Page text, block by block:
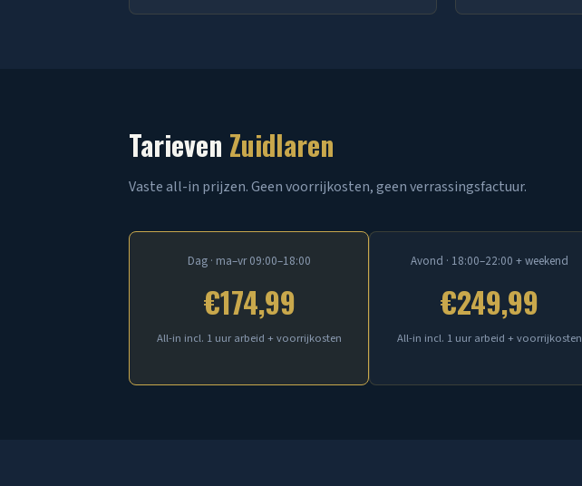
Tarieven Zuidlaren
Vaste all-in prijzen. Geen voorrijkosten, geen verrassingsfactuur.
Dag · ma–vr 09:00–18:00
€174,99
All-in incl. 1 uur arbeid + voorrijkosten
Avond · 18:00–22:00 + weekend
€249,99
All-in incl. 1 uur arbeid + voorrijkosten